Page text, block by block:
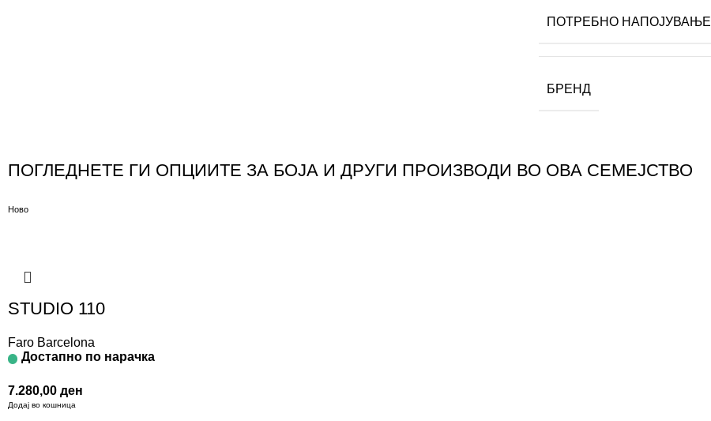
ПОТРЕБНО НАПОЈУВАЊЕ
БРЕНД
ПОГЛЕДНЕТЕ ГИ ОПЦИИТЕ ЗА БОЈА И ДРУГИ ПРОИЗВОДИ ВО ОВА СЕМЕЈСТВО
Ново
STUDIO 110
Faro Barcelona
Достапно по нарачка
7.280,00 ден
Додај во кошница